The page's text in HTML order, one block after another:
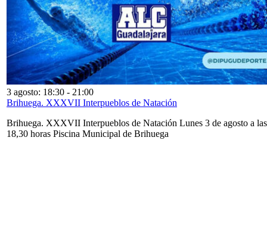
3 agosto: 18:30 - 21:00
Brihuega. XXXVII Interpueblos de Natación
Brihuega. XXXVII Interpueblos de Natación Lunes 3 de agosto a las
18,30 horas Piscina Municipal de Brihuega